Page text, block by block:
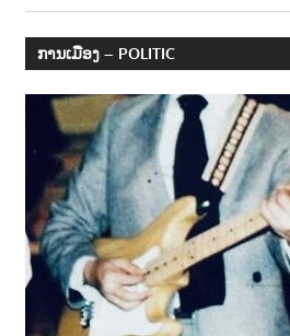
ການເມືອງ – POLITIC